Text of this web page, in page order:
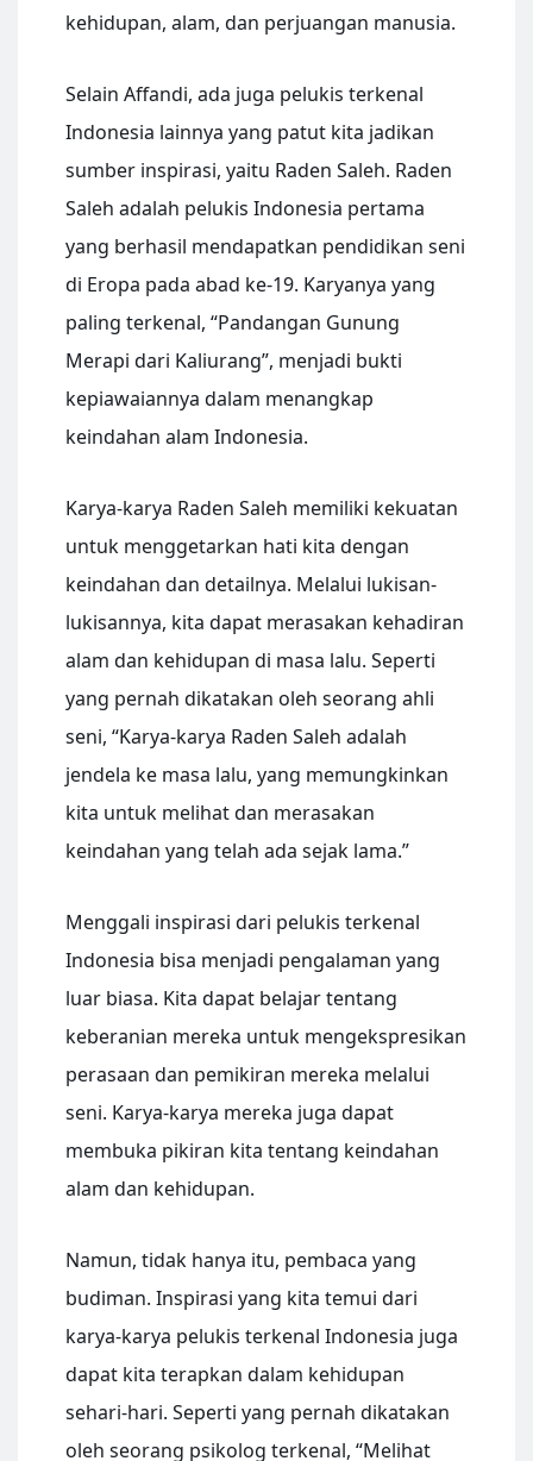
kehidupan, alam, dan perjuangan manusia.
Selain Affandi, ada juga pelukis terkenal
Indonesia lainnya yang patut kita jadikan
sumber inspirasi, yaitu Raden Saleh. Raden
Saleh adalah pelukis Indonesia pertama
yang berhasil mendapatkan pendidikan seni
di Eropa pada abad ke-19. Karyanya yang
paling terkenal, “Pandangan Gunung
Merapi dari Kaliurang”, menjadi bukti
kepiawaiannya dalam menangkap
keindahan alam Indonesia.
Karya-karya Raden Saleh memiliki kekuatan
untuk menggetarkan hati kita dengan
keindahan dan detailnya. Melalui lukisan-
lukisannya, kita dapat merasakan kehadiran
alam dan kehidupan di masa lalu. Seperti
yang pernah dikatakan oleh seorang ahli
seni, “Karya-karya Raden Saleh adalah
jendela ke masa lalu, yang memungkinkan
kita untuk melihat dan merasakan
keindahan yang telah ada sejak lama.”
Menggali inspirasi dari pelukis terkenal
Indonesia bisa menjadi pengalaman yang
luar biasa. Kita dapat belajar tentang
keberanian mereka untuk mengekspresikan
perasaan dan pemikiran mereka melalui
seni. Karya-karya mereka juga dapat
membuka pikiran kita tentang keindahan
alam dan kehidupan.
Namun, tidak hanya itu, pembaca yang
budiman. Inspirasi yang kita temui dari
karya-karya pelukis terkenal Indonesia juga
dapat kita terapkan dalam kehidupan
sehari-hari. Seperti yang pernah dikatakan
oleh seorang psikolog terkenal, “Melihat